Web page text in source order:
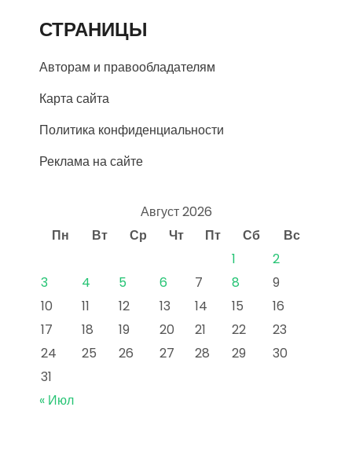
СТРАНИЦЫ
Авторам и правообладателям
Карта сайта
Политика конфиденциальности
Реклама на сайте
Август 2026
Пн
Вт Ср Чт Пт Сб
Вс
1
2
3
4 5 6 7 8
9
10
11 12 13 14 15
16
17
18 19 20 21 22
23
24
25 26 27 28 29
30
31
« Июл